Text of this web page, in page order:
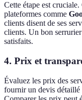
Cette étape est
plateformes comme
clients disent de ses
clients. Un bon
satisfaits.
4. Prix et
Évaluez les prix des
fournir un devis détaillé